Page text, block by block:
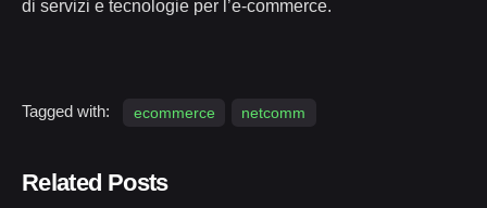
di servizi e tecnologie per l’e-commerce.
Tagged with: ecommerce netcomm
Related Posts